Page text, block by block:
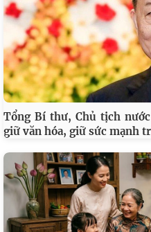
Tổng Bí thư, Chủ tịch
giữ văn hóa, giữ sức mạnh